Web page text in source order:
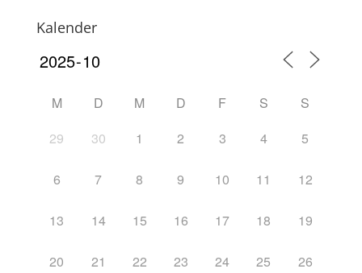
Kalender
M D M D F S
S
29
30 1 2 3 4 5
6 7 8 9 10 11 12
13 14 15 16 17 18 19
20 21 22 23 24 25 26